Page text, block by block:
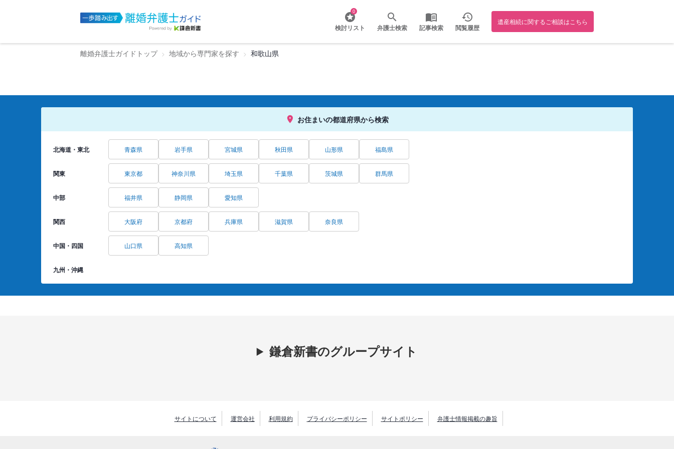
0
検討リスト 弁護士検索 記事検索 閲覧履歴
遺産相続に関するご相談はこちら
離婚弁護士ガイドトップ 地域から専門家を探す 和歌山県
お住まいの都道府県から検索
北海道・東北 青森県 岩手県 宮城県 秋田県 山形県 福島県
関東 東京都 神奈川県 埼玉県 千葉県 茨城県 群馬県
中部 福井県 静岡県 愛知県
関西 大阪府 京都府 兵庫県 滋賀県 奈良県
中国・四国 山口県 高知県
九州・沖縄
鎌倉新書のグループサイト
サイトについて 運営会社 利用規約 プライバシーポリシー サイトポリシー 弁護士情報掲載の趣旨